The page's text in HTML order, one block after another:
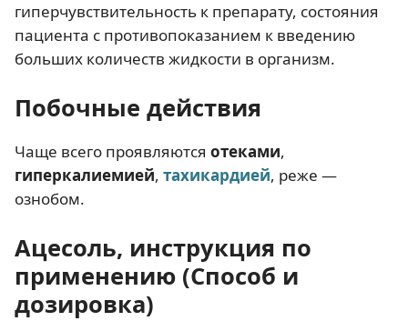
гиперчувствительность к препарату, состояния
пациента с противопоказанием к введению
больших количеств жидкости в организм.
Побочные действия
Чаще всего проявляются отеками,
гиперкалиемией, тахикардией, реже —
ознобом.
Ацесоль, инструкция по
применению (Способ и
дозировка)